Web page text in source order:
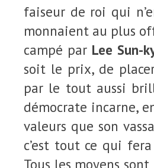
faiseur de roi qui
monnaient au plus
campé par Lee Sun-
soit le prix, de
par le tout aussi
démocrate incarne,
valeurs que son
c’est tout ce qui
Tous les moyens